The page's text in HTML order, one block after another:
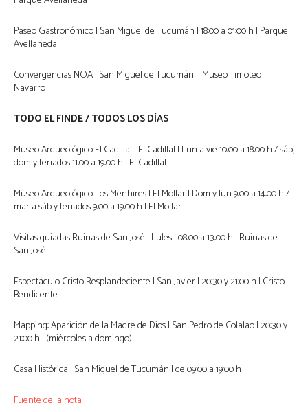
Paseo Gastronómico | San Miguel de Tucumán | 18:00 a 01:00 h | Parque
Avellaneda
Convergencias NOA | San Miguel de Tucumán | Museo Timoteo
Navarro
TODO EL FINDE / TODOS LOS DÍAS
Museo Arqueológico El Cadillal | El Cadillal | Lun a vie 10:00 a 18:00 h / sáb,
dom y feriados 11:00 a 19:00 h | El Cadillal
Museo Arqueológico Los Menhires | El Mollar | Dom y lun 9:00 a 14:00 h /
mar a sáb y feriados 9:00 a 19:00 h | El Mollar
Visitas guiadas Ruinas de San José | Lules | 08:00 a 13:00 h | Ruinas de
San José
Espectáculo Cristo Resplandeciente | San Javier | 20:30 y 21:00 h | Cristo
Bendicente
Mapping: Aparición de la Madre de Dios | San Pedro de Colalao | 20:30 y
21:00 h | (miércoles a domingo)
Casa Histórica | San Miguel de Tucumán | de 09:00 a 19:00 h
Fuente de la nota